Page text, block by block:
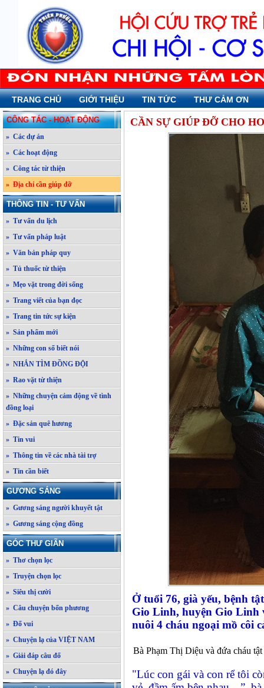
TRANG CHỦ GIỚI THIỆU TIN TỨC THƯ CẢM ƠN
CÔNG TÁC - HOẠT ĐỘNG
» Các dự án
» Các hoạt động
» Công tác từ thiện
» Địa chỉ cần giúp đỡ
THÔNG TIN - TƯ VẤN
» Tư vấn du lịch
» Tư vấn pháp luật
» Văn bản pháp quy
» Tủ thuốc từ thiện
» Mẹo vặt trong đời sống
» Trang viết của bạn đọc
» Trang tin tức sự kiện
» Sản phẩm mới
» Những con số biết nói
» NHẮN TÌM ĐỒNG ĐỘI
» Rao vặt từ thiện
» Những chuyện cảm động về tình
đồng loại
» Đặc sản quê hương
» Tin vui
» Thông tin về các nhà tài trợ
» Tin cần biết
GƯƠNG SÁNG
» Gương sáng người khuyết tật
» Gương sáng cộng đồng
GÓC THƯ GIÃN
» Thơ chọn lọc
» Truyện chọn lọc
» Siêu thị cười
» Câu chuyện bốn phương
» Đố vui
» Chuyện lạ của VIỆT NAM
» Giải đáp câu đố
» Chuyện lạ đó đây
CẦN SỰ GIÚP ĐỠ CHO
Ở tuổi 76, già yếu, bệnh
Gio Linh, huyện Gio Linh
nuôi 4 cháu ngoại mồ côi
Bà Phạm Thị Diệu và đứa cháu
"Lúc con gái và con rể tôi